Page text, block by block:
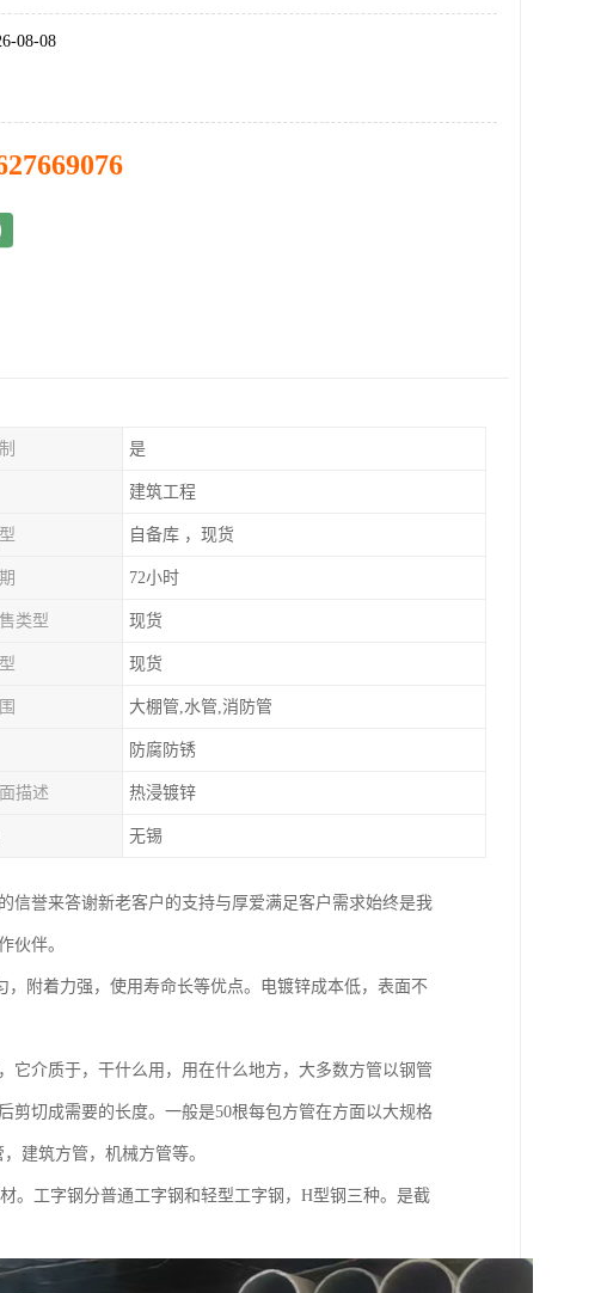
08-08
是
建筑工程
自备库 ，现货
72小时
类型 现货
现货
大棚管,水管,消防管
防腐防锈
描述 热浸镀锌
无锡
信誉来答谢新老客户的支持与厚爱满足客户需求始终是我
伙伴。
附着力强，使用寿命长等优点。电镀锌成本低，表面不
它介质于，干什么用，用在什么地方，大多数方管以钢管
剪切成需要的长度。一般是50根每包方管在方面以大规格
建筑方管，机械方管等。
。工字钢分普通工字钢和轻型工字钢，H型钢三种。是截